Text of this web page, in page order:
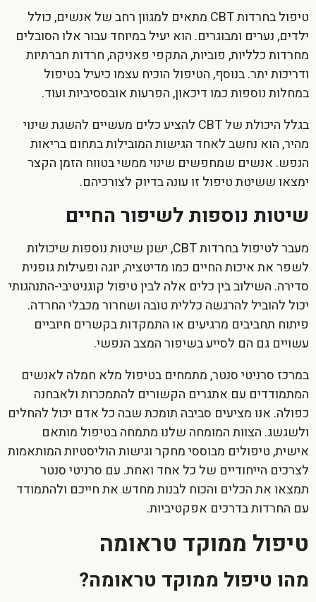
טיפול בחרדות CBT
מתאים למגוון רחב של אנשים, כולל
ילדים, נערים ומבוגרים. הוא יעיל במיוחד עבור אלו הסובלים
מחרדות כלליות, פוביות, התקפי פאניקה, חרדות חברתיות
ודריכות יתר. בנוסף, הטיפול הוכיח עצמו כיעיל בטיפול
במחלות נוספות כמו דיכאון, הפרעות אובססיביות ועוד.
בגלל היכולת של CBT להציע כלים מעשיים להשגת שינוי
מהיר, הוא נחשב לאחד הגישות המובילות בתחום בריאות
הנפש. אנשים שמחפשים שינוי ממשי בטווח הזמן הקצר
ימצאו ששיטת טיפול זו עונה בדיוק לצורכיהם.
שיטות נוספות לשיפור החיים
מעבר לטיפול בחרדות CBT
, ישנן שיטות נוספות שיכולות
לשפר את איכות החיים כמו מדיטציה, יוגה ופעילות גופנית
סדירה. השילוב בין כלים אלה לבין טיפול קוגניטיבי-התנהגותי
יכול להוביל להרגשה כללית טובה ושחרור מכבלי החרדה.
פיתוח תחביבים מרגיעים או התמקדות בקשרים חיוביים
עשויים גם הם לסייע בשיפור המצב הנפשי.
במרכז סרניטי סנטר, מתמחים בטיפול מלא חמלה לאנשים
המתמודדים עם אתגרים הקשורים להתמכרות ולאבחנה
כפולה. אנו מציעים סביבה תומכת שבה כל אדם יכול להחלים
ולשגשג. הצוות המומחה שלנו מתמחה בטיפול מותאם
אישית, טיפולים מבוססי מחקר וגישות הוליסטיות המותאמות
לצרכים הייחודיים של כל אחד ואחת. עם סרניטי סנטר
תמצאו את הכלים והכוח לבנות מחדש את חייכם ולהתמודד
עם החרדות בדרכים אפקטיביות.
טיפול ממוקד טראומה
מהו טיפול ממוקד טראומה?